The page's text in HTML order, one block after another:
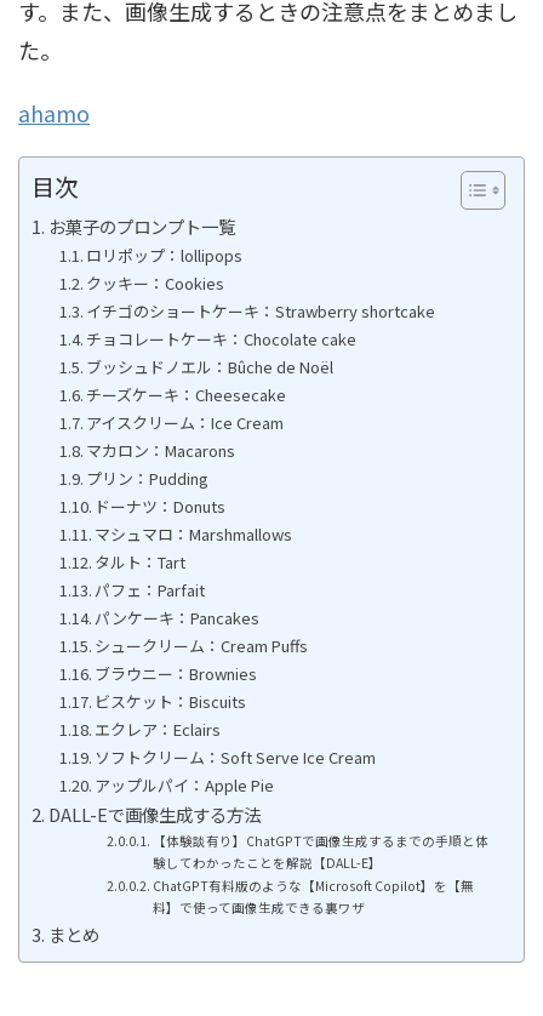
す。また、画像生成するときの注意点をまとめまし
た。
ahamo
目次
お菓子のプロンプト一覧
ロリポップ：lollipops
クッキー：Cookies
イチゴのショートケーキ：Strawberry shortcake
チョコレートケーキ：Chocolate cake
ブッシュドノエル：Bûche de Noël
チーズケーキ：Cheesecake
アイスクリーム：Ice Cream
マカロン：Macarons
プリン：Pudding
ドーナツ：Donuts
マシュマロ：Marshmallows
タルト：Tart
パフェ：Parfait
パンケーキ：Pancakes
シュークリーム：Cream Puffs
ブラウニー：Brownies
ビスケット：Biscuits
エクレア：Eclairs
ソフトクリーム：Soft Serve Ice Cream
アップルパイ：Apple Pie
DALL-Eで画像生成する方法
【体験談有り】ChatGPTで画像生成するまでの手順と体
験してわかったことを解説【DALL-E】
ChatGPT有料版のような【Microsoft Copilot】を【無
料】で使って画像生成できる裏ワザ
まとめ